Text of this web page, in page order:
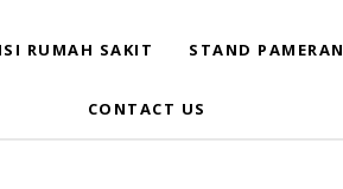
RUMAH SAKIT STAND PAMERAN
CONTACT US